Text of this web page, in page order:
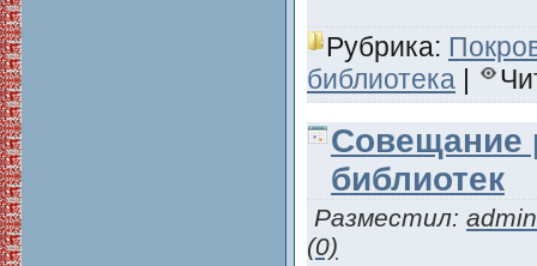
Рубрика:
библиотека |
Совещание
библиотек
Разместил: admin
(0)